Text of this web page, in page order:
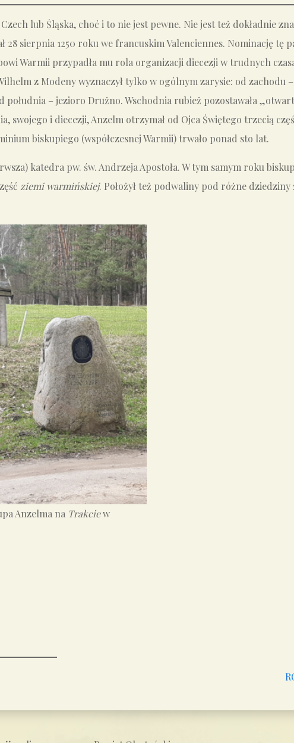
lub Śląska, choć i to nie jest pewne. Nie jest też dokładnie
sierpnia 1250 roku we francuskim Valenciennes. Nominację tę
Warmii przypadła mu rola organizacji diecezji w trudnych
z Modeny wyznaczył tylko w ogólnym zarysie: od zachodu
południa – jezioro Drużno. Wschodnia rubież pozostawała
swojego i diecezji, Anzelm otrzymał od Ojca Świętego trzecią
biskupiego (współczesnej Warmii) trwało ponad sto lat.
katedra pw. św. Andrzeja Apostoła. W tym samym roku
ziemi warmińskiej. Położył też podwaliny pod różne dziedziny
Anzelma na Trakciew